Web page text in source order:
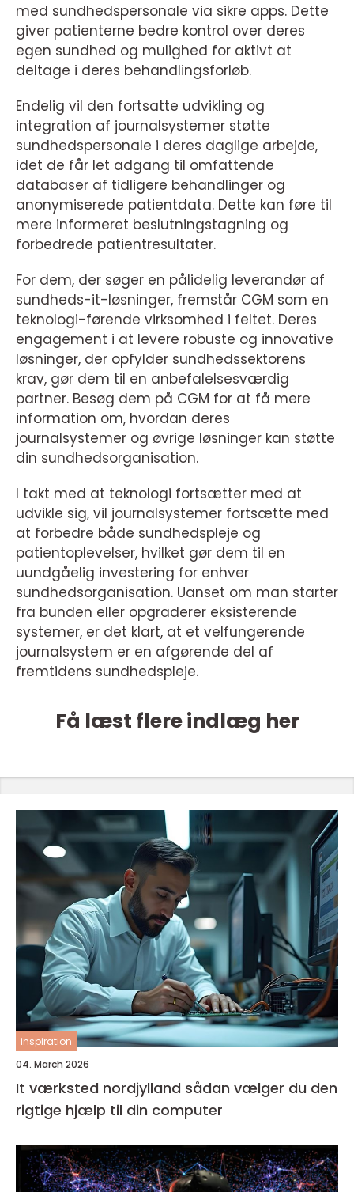
med sundhedspersonale via sikre apps. Dette
giver patienterne bedre kontrol over deres
egen sundhed og mulighed for aktivt at
deltage i deres behandlingsforløb.
Endelig vil den fortsatte udvikling og
integration af journalsystemer støtte
sundhedspersonale i deres daglige arbejde,
idet de får let adgang til omfattende
databaser af tidligere behandlinger og
anonymiserede patientdata. Dette kan føre til
mere informeret beslutningstagning og
forbedrede patientresultater.
For dem, der søger en pålidelig leverandør af
sundheds-it-løsninger, fremstår CGM som en
teknologi-førende virksomhed i feltet. Deres
engagement i at levere robuste og innovative
løsninger, der opfylder sundhedssektorens
krav, gør dem til en anbefalelsesværdig
partner. Besøg dem på CGM for at få mere
information om, hvordan deres
journalsystemer og øvrige løsninger kan støtte
din sundhedsorganisation.
I takt med at teknologi fortsætter med at
udvikle sig, vil journalsystemer fortsætte med
at forbedre både sundhedspleje og
patientoplevelser, hvilket gør dem til en
uundgåelig investering for enhver
sundhedsorganisation. Uanset om man starter
fra bunden eller opgraderer eksisterende
systemer, er det klart, at et velfungerende
journalsystem er en afgørende del af
fremtidens sundhedspleje.
Få læst flere indlæg her
inspiration
04. March 2026
It værksted nordjylland sådan vælger du den
rigtige hjælp til din computer